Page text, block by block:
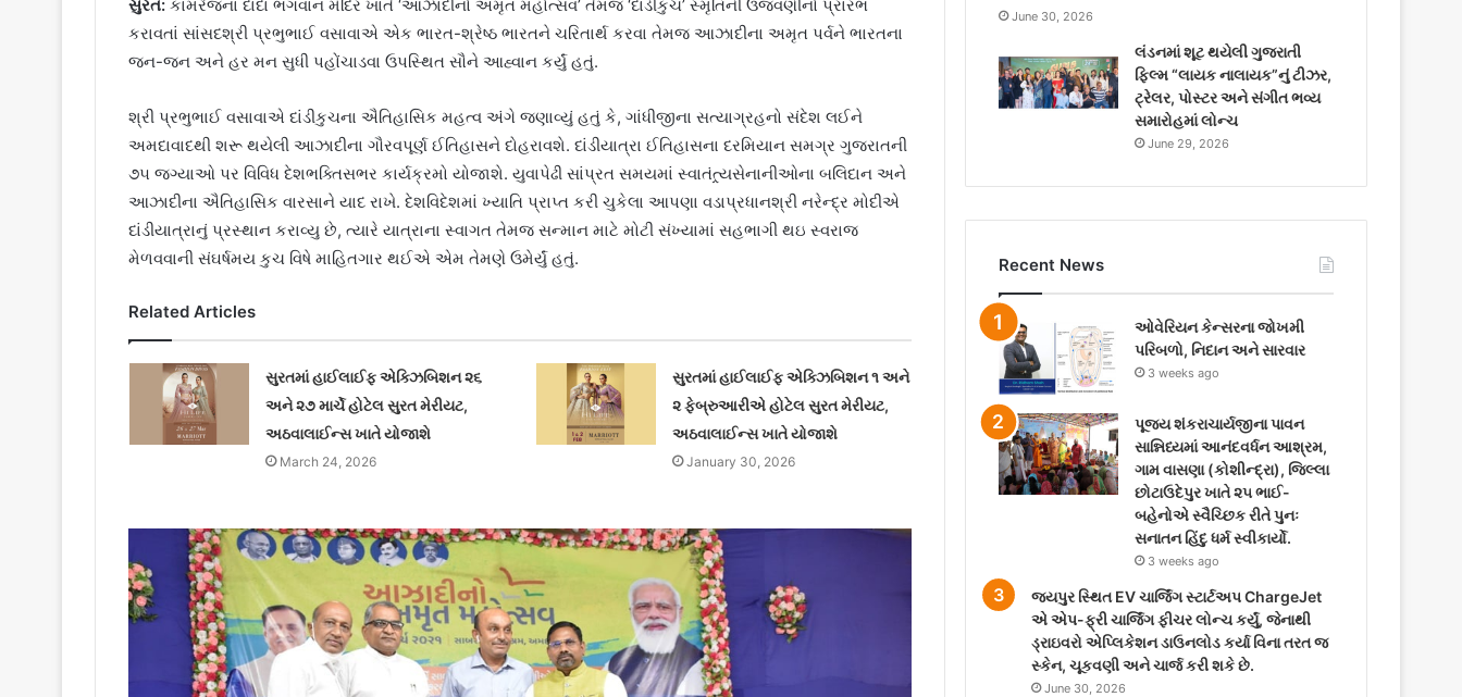
સુરત: કામરેજના દાદા ભગવાન મંદિર ખાતે ‘આઝાદીનો અમૃત મહોત્સવ’ તેમજ ‘દાંડીકુચ’ સ્મૃતિની ઉજવણીનો પ્રારંભ
કરાવતાં સાંસદશ્રી પ્રભુભાઈ વસાવાએ એક ભારત-શ્રેષ્ઠ ભારતને ચરિતાર્થ કરવા તેમજ આઝાદીના અમૃત પર્વને ભારતના
જન-જન અને હર મન સુધી પહોંચાડવા ઉપસ્થિત સૌને આહ્વાન કર્યું હતું.
શ્રી પ્રભુભાઈ વસાવાએ દાંડીકુચના ઐતિહાસિક મહત્વ અંગે જણાવ્યું હતું કે, ગાંધીજીના સત્યાગ્રહનો સંદેશ લઈને
અમદાવાદથી શરૂ થયેલી આઝાદીના ગૌરવપૂર્ણ ઈતિહાસને દોહરાવશે. દાંડીયાત્રા ઈતિહાસના દરમિયાન સમગ્ર ગુજરાતની
૭૫ જગ્યાઓ પર વિવિધ દેશભક્તિસભર કાર્યક્રમો યોજાશે. યુવાપેઢી સાંપ્રત સમયમાં સ્વાતંત્ર્યસેનાનીઓના બલિદાન અને
આઝાદીના ઐતિહાસિક વારસાને યાદ રાખે. દેશવિદેશમાં ખ્યાતિ પ્રાપ્ત કરી ચુકેલા આપણા વડાપ્રધાનશ્રી નરેન્દ્ર મોદીએ
દાંડીયાત્રાનું પ્રસ્થાન કરાવ્યુ છે, ત્યારે યાત્રાના સ્વાગત તેમજ સન્માન માટે મોટી સંખ્યામાં સહભાગી થઇ સ્વરાજ
મેળવવાની સંઘર્ષમય કુચ વિષે માહિતગાર થઈએ એમ તેમણે ઉમેર્યું હતું.
Related Articles
સુરતમાં હાઈલાઈફ એક્ઝિબિશન ૨૬
અને ૨૭ માર્ચે હોટેલ સુરત મેરીયટ,
અઠવાલાઈન્સ ખાતે યોજાશે
March 24, 2026
સુરતમાં હાઈલાઈફ એક્ઝિબિશન ૧ અને
૨ ફેબ્રુઆરીએ હોટેલ સુરત મેરીયટ,
અઠવાલાઈન્સ ખાતે યોજાશે
January 30, 2026
June 30, 2026
લંડનમાં શૂટ થયેલી ગુજરાતી
ફિલ્મ “લાયક નાલાયક”નું ટીઝર,
ટ્રેલર, પોસ્ટર અને સંગીત ભવ્ય
સમારોહમાં લોન્ચ
June 29, 2026
Recent News
ઓવેરિયન કેન્સરના જોખમી
પરિબળો, નિદાન અને સારવાર
3 weeks ago
પૂજ્ય શંકરાચાર્યજીના પાવન
સાન્નિધ્યમાં આનંદવર્ધન આશ્રમ,
ગામ વાસણા (કોશીન્દ્રા), જિલ્લા
છોટાઉદેપુર ખાતે ૨૫ ભાઈ-
બહેનોએ સ્વૈચ્છિક રીતે પુનઃ
સનાતન હિંદુ ધર્મ સ્વીકાર્યો.
3 weeks ago
જયપુર સ્થિત EV ચાર્જિંગ સ્ટાર્ટઅપ ChargeJet
એ એપ-ફ્રી ચાર્જિંગ ફીચર લોન્ચ કર્યું, જેનાથી
ડ્રાઇવરો એપ્લિકેશન ડાઉનલોડ કર્યા વિના તરત જ
સ્કેન, ચૂકવણી અને ચાર્જ કરી શકે છે.
June 30, 2026